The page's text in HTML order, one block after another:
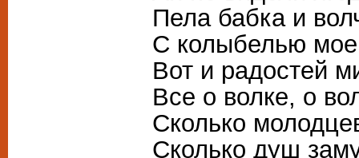
Пела бабка и
С колыбелью
Вот и радостей
Все о волке, о
Сколько
Сколько душ